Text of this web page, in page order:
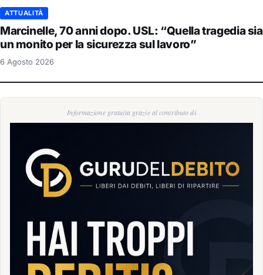
ATTUALITÀ
Marcinelle, 70 anni dopo. USL: “Quella tragedia sia
un monito per la sicurezza sul lavoro”
6 Agosto 2026
Informazione gratuita grazie al contributo di